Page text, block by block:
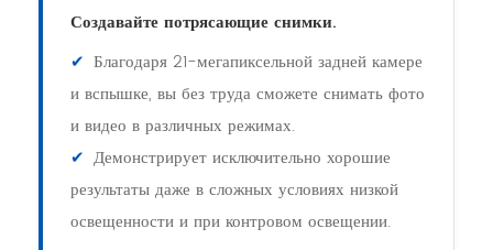
Создавайте потрясающие снимки.
✔ Благодаря 21-мегапиксельной задней камере
и вспышке, вы без труда сможете снимать фото
и видео в различных режимах.
✔ Демонстрирует исключительно хорошие
результаты даже в сложных условиях низкой
освещенности и при контровом освещении.